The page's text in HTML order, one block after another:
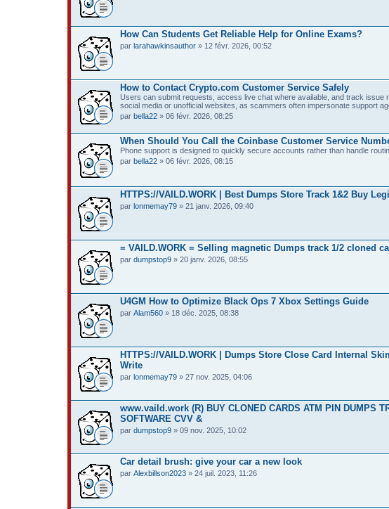
How Can Students Get Reliable Help for Online Exams?
par larahawkinsauthor » 12 févr. 2026, 00:52
How to Contact Crypto.com Customer Service Safely
Users can submit requests, access live chat where available, and track
social media or unofficial websites, as scammers often impersonate support
par bella22 » 06 févr. 2026, 08:25
When Should You Call the Coinbase Customer Service
Phone support is designed to quickly secure accounts rather than handle
par bella22 » 06 févr. 2026, 08:15
HTTPS://VAILD.WORK | Best Dumps Store Track 1&2 Buy
par lonmemay79 » 21 janv. 2026, 09:40
= VAILD.WORK = Selling magnetic Dumps track 1/2 cloned
par dumpstop9 » 20 janv. 2026, 08:55
U4GM How to Optimize Black Ops 7 Xbox Settings Guide
par Alam560 » 18 déc. 2025, 08:38
HTTPS://VAILD.WORK | Dumps Store Close Card Internal
Write
par lonmemay79 » 27 nov. 2025, 04:06
www.vaild.work (R) BUY CLONED CARDS ATM PIN DUMPS
SOFTWARE CVV &
par dumpstop9 » 09 nov. 2025, 10:02
Car detail brush: give your car a new look
par Alexbillson2023 » 24 juil. 2023, 11:26